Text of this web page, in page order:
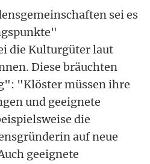
sei es
die Kulturgüter laut
Diese bräuchten
"Klöster müssen ihre
und geeignete
die
auf neue
geeignete